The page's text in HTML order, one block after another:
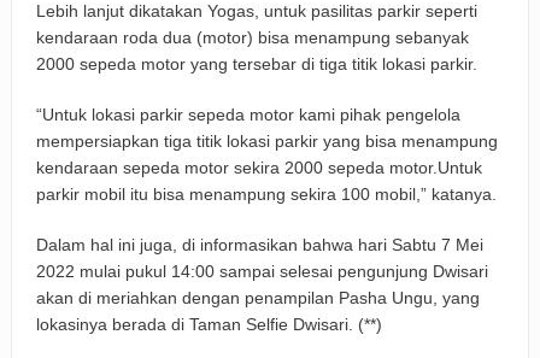
Lebih lanjut dikatakan Yogas, untuk pasilitas parkir seperti
kendaraan roda dua (motor) bisa menampung sebanyak
2000 sepeda motor yang tersebar di tiga titik lokasi parkir.
“Untuk lokasi parkir sepeda motor kami pihak pengelola
mempersiapkan tiga titik lokasi parkir yang bisa menampung
kendaraan sepeda motor sekira 2000 sepeda motor.Untuk
parkir mobil itu bisa menampung sekira 100 mobil,” katanya.
Dalam hal ini juga, di informasikan bahwa hari Sabtu 7 Mei
2022 mulai pukul 14:00 sampai selesai pengunjung Dwisari
akan di meriahkan dengan penampilan Pasha Ungu, yang
lokasinya berada di Taman Selfie Dwisari. (**)